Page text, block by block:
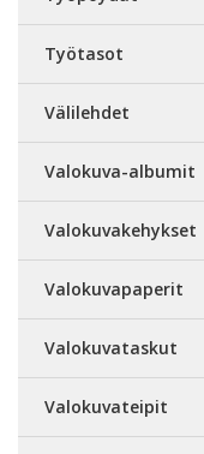
Työtasot
Välilehdet
Valokuva-albumit
Valokuvakehykset
Valokuvapaperit
Valokuvataskut
Valokuvateipit